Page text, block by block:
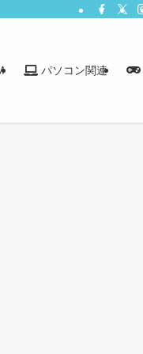
パソコン関連